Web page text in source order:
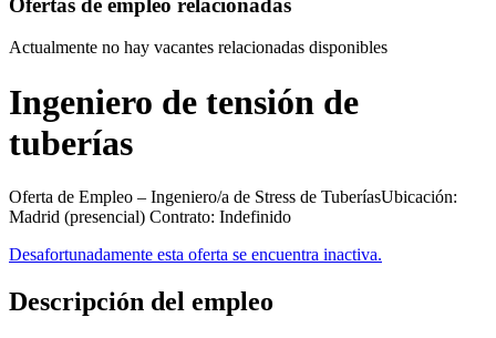
Actualmente no hay vacantes relacionadas disponibles
Ingeniero de tensión de
tuberías
Oferta de Empleo – Ingeniero/a de Stress de TuberíasUbicación:
Madrid (presencial) Contrato: Indefinido
Desafortunadamente esta oferta se encuentra inactiva.
Descripción del empleo